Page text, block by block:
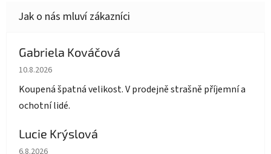
Gabriela Kováčová
Hodnocení obchodu je 5 z 5 hvězdiček.
10.8.2026
Koupená špatná velikost. V prodejně strašně příjemní a
ochotní lidé.
Lucie Krýslová
Hodnocení obchodu je 5 z 5 hvězdiček.
6.8.2026